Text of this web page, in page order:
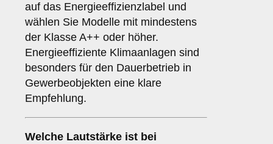
auf das Energieeffizienzlabel und
wählen Sie Modelle mit mindestens
der Klasse A++ oder höher.
Energieeffiziente Klimaanlagen sind
besonders für den Dauerbetrieb in
Gewerbeobjekten eine klare
Empfehlung.
Welche Lautstärke ist bei